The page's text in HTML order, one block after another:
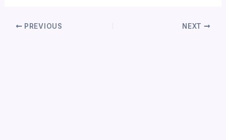
PREVIOUS NEXT